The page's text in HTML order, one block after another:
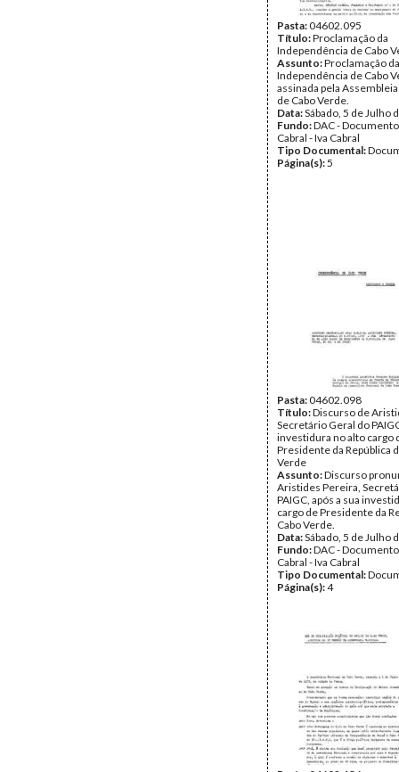
Pasta:04602.095
Título:Proclamação da
Independência de Cabo
Assunto:Proclamação da
Independência de Cabo
assinada pela
de Cabo Verde.
Data:Sábado, 5 de Julho
Fundo:DAC -
Cabral - Iva Cabral
Tipo Documental:
Página(s):5
Pasta:04602.098
Título:Discurso de
Secretário Geral do
investidura no alto cargo
Presidente da República
Verde
Assunto:Discurso
Aristides Pereira,
PAIGC, após a sua
cargo de Presidente da
Cabo Verde.
Data:Sábado, 5 de Julho
Fundo:DAC -
Cabral - Iva Cabral
Tipo Documental:
Página(s):4